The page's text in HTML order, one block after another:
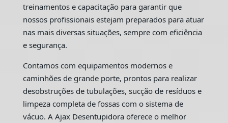
treinamentos e capacitação para garantir que
nossos profissionais estejam preparados para atuar
nas mais diversas situações, sempre com eficiência
e segurança.
Contamos com equipamentos modernos e
caminhões de grande porte, prontos para realizar
desobstruções de tubulações, sucção de resíduos e
limpeza completa de fossas com o sistema de
vácuo. A Ajax Desentupidora oferece o melhor